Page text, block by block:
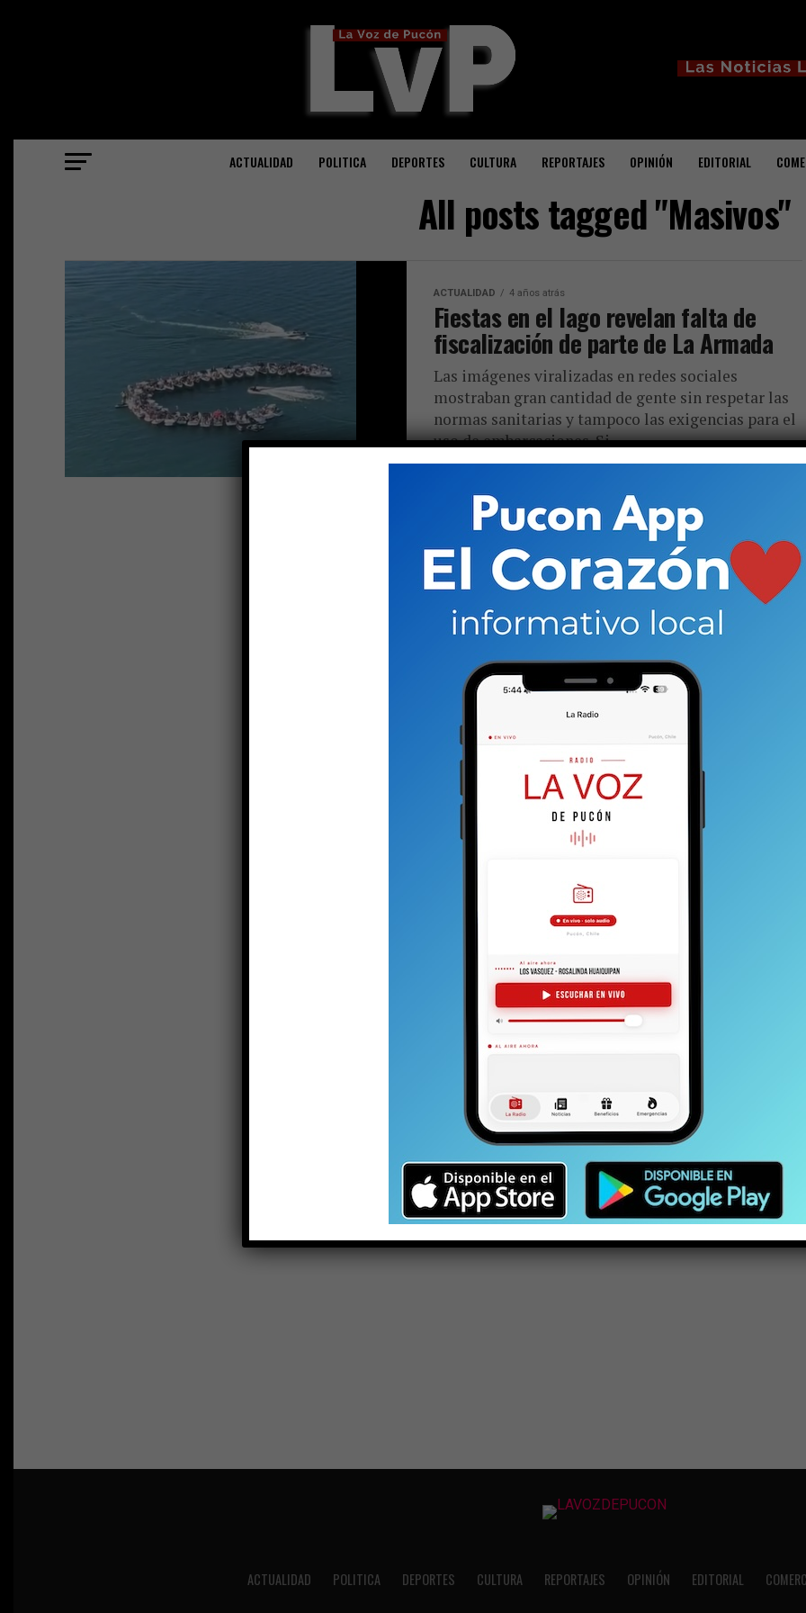
ACTUALIDAD POLITICA DEPORTES CULTURA REPORTAJES OPINIÓN EDITORIAL
All posts tagged "Masivos"
ACTUALIDAD 4 años atrás
Fiestas en el lago revelan falta de
fiscalización de parte de La Armada
Las imágenes viralizadas en redes sociales
mostraban gran cantidad de gente sin respetar las
normas sanitarias y tampoco las exigencias para el
uso de embarcaciones. Si...
ACTUALIDAD POLITICA DEPORTES CULTURA REPORTAJES OPINIÓN EDITORIAL